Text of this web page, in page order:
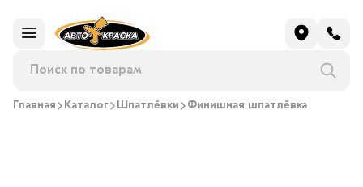
Главная Каталог Шпатлёвки Финишная шпатлёвка